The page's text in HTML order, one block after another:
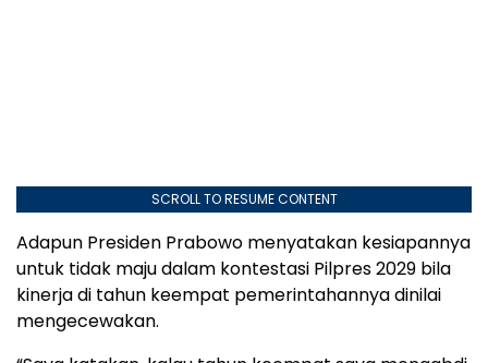
SCROLL TO RESUME CONTENT
Adapun Presiden Prabowo menyatakan kesiapannya
untuk tidak maju dalam kontestasi Pilpres 2029 bila
kinerja di tahun keempat pemerintahannya dinilai
mengecewakan.